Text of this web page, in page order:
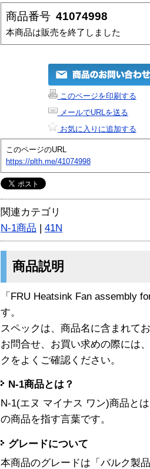
商品番号 41074998
本商品は販売を終了しました
このページを印刷する
メールでURLを送る
お気に入りに追加する
このページのURL
https://plth.me/41074998
関連カテゴリ
N-1商品 | 41N
商品説明
「FRU Heatsink Fan assembly
す。
スペックは、商品名に含まれて
お問合せ、お買い求めの際には
クをよくご確認ください。
N-1商品とは？
N-1(エヌ マイナス ワン)商品と
の商品を指す言葉です。
グレードについて
本商品のグレードは「バルク製